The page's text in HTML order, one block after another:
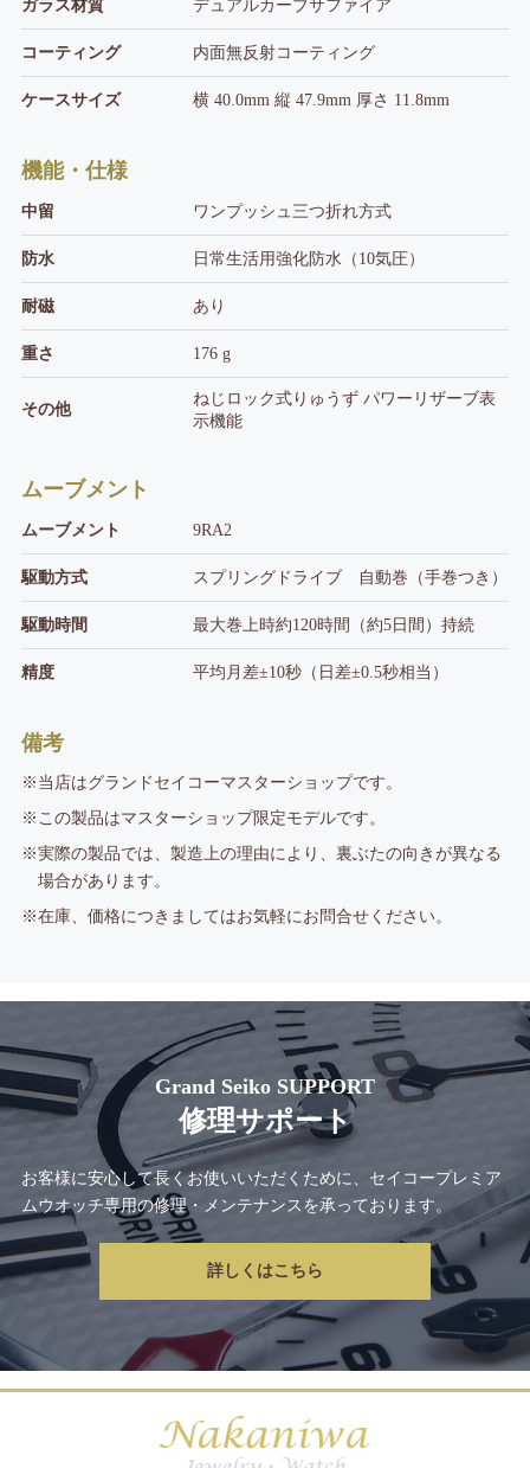
ガラス材質 デュアルカーブサファイア
コーティング 内面無反射コーティング
ケースサイズ 横 40.0mm 縦 47.9mm 厚さ 11.8mm
機能・仕様
中留 ワンプッシュ三つ折れ方式
防水 日常生活用強化防水（10気圧）
耐磁 あり
重さ 176 g
その他
ねじロック式りゅうず パワーリザーブ表
示機能
ムーブメント
ムーブメント 9RA2
駆動方式 スプリングドライブ 自動巻（手巻つき）
駆動時間 最大巻上時約120時間（約5日間）持続
精度 平均月差±10秒（日差±0.5秒相当）
備考
※当店はグランドセイコーマスターショップです。
※この製品はマスターショップ限定モデルです。
※実際の製品では、製造上の理由により、裏ぶたの向きが異なる
場合があります。
※在庫、価格につきましてはお気軽にお問合せください。
Grand Seiko SUPPORT
修理サポート
お客様に安心して長くお使いいただくために、 セイコープレミア
ムウオッチ専用の修理・メンテナンス を承っております。
詳しくはこちら